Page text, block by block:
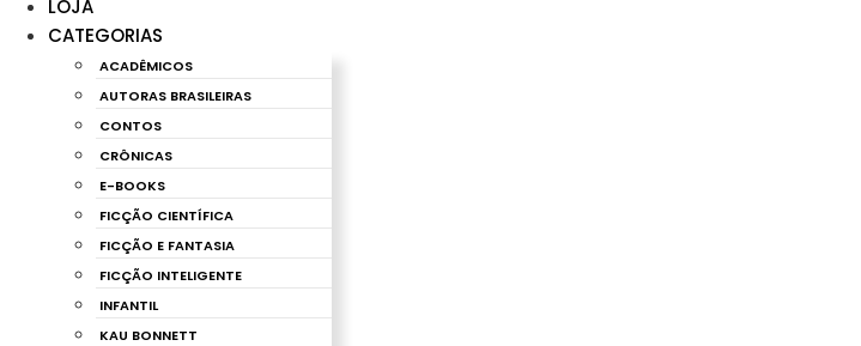
LOJA
CATEGORIAS
ACADÊMICOS
AUTORAS BRASILEIRAS
CONTOS
CRÔNICAS
E-BOOKS
FICÇÃO CIENTÍFICA
FICÇÃO E FANTASIA
FICÇÃO INTELIGENTE
INFANTIL
KAU BONNETT